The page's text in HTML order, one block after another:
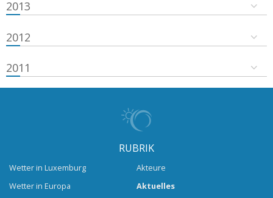
2013
2012
2011
RUBRIK
Wetter in Luxemburg
Wetter in Europa
Akteure
Aktuelles